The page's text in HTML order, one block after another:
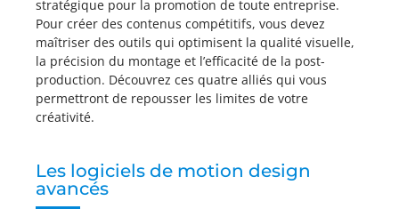
stratégique pour la promotion de toute entreprise.
Pour créer des contenus compétitifs, vous devez
maîtriser des outils qui optimisent la qualité visuelle,
la précision du montage et l’efficacité de la post-
production. Découvrez ces quatre alliés qui vous
permettront de repousser les limites de votre
créativité.
Les logiciels de motion design
avancés